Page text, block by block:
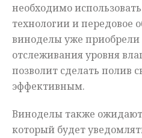
необходимо
технологии и передовое
виноделы уже
отслеживания уровня
позволит сделать полив
эффективным.
Виноделы также ожидают
который будет